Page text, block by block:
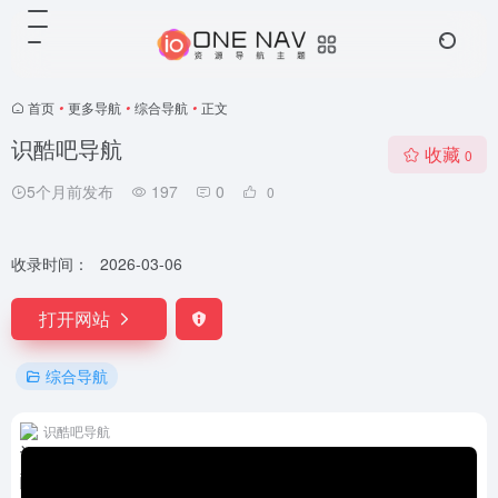
首页 • 更多导航 • 综合导航 • 正文
识酷吧导航
5个月前发布 197 0 0
收藏 0
收录时间： 2026-03-06
打开网站
综合导航
识酷吧导航